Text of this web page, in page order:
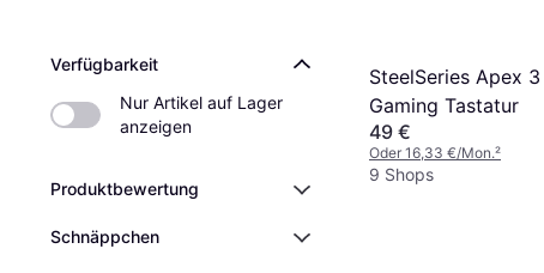
Verfügbarkeit
Nur Artikel auf Lager
anzeigen
Produktbewertung
Schnäppchen
SteelSeries Apex 3
Gaming Tastatur
49 €
Oder 16,33 €/Mon.²
9 Shops